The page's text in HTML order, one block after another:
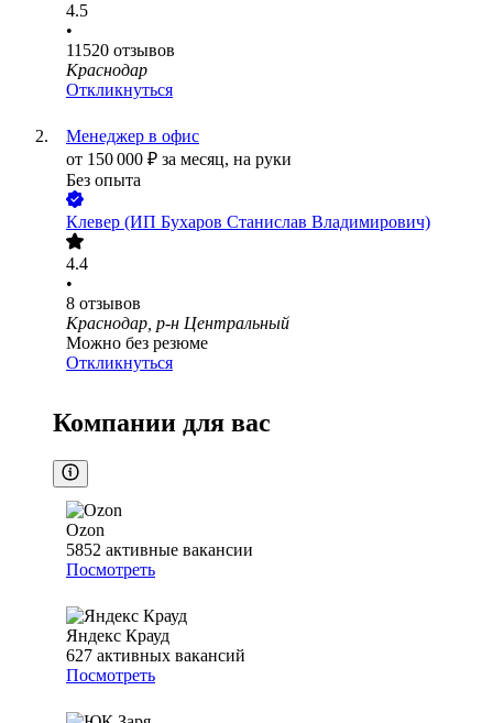
4.5
•
11520 отзывов
Краснодар
Откликнуться
Менеджер в офис
от 150 000 ₽ за месяц, на руки
Без опыта
Клевер (ИП Бухаров Станислав Владимирович)
4.4
•
8 отзывов
Краснодар, р-н Центральный
Можно без резюме
Откликнуться
Компании для вас
Ozon
5852 активные вакансии
Посмотреть
Яндекс Крауд
627 активных вакансий
Посмотреть